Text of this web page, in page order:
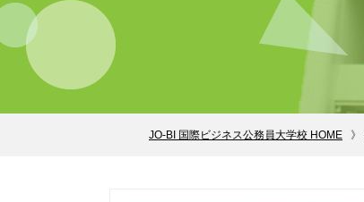
JO-BI 国際ビジネス公務員大学校 HOME